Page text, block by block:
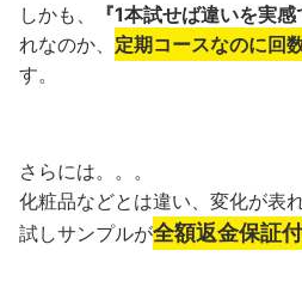
しかも、 『1本試せば違いを実感
れなのか、 定期コースなのに回
す。
さらには。。。
化粧品などとは違い、変化が表
試しサンプルが全額返金保証